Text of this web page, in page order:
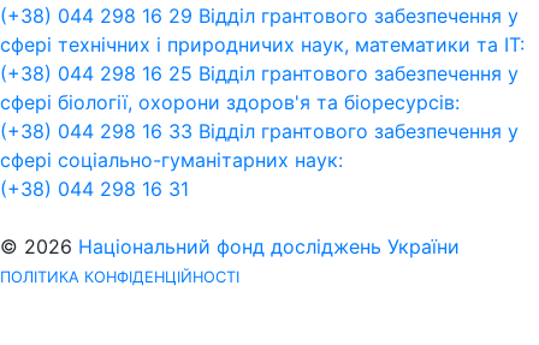
(+38) 044 298 16 29 Відділ грантового забезпечення у
сфері технічних і природничих наук, математики та ІТ:
(+38) 044 298 16 25 Відділ грантового забезпечення у
сфері біології, охорони здоров'я та біоресурсів:
(+38) 044 298 16 33 Відділ грантового забезпечення у
сфері соціально-гуманітарних наук:
(+38) 044 298 16 31
© 2026 Національний фонд досліджень України
ПОЛІТИКА КОНФІДЕНЦІЙНОСТІ